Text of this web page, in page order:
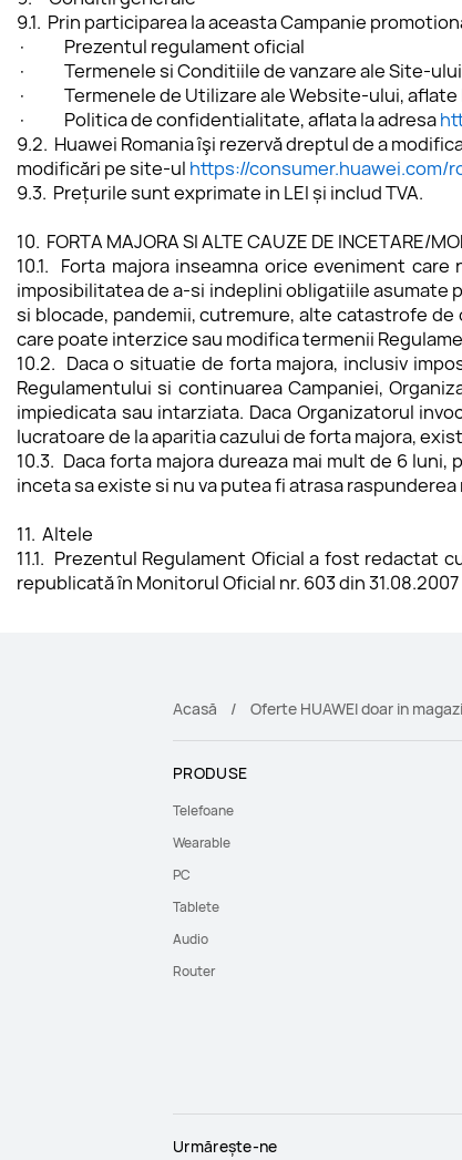
9.1.  Prin participarea la aceasta Campanie
·           Prezentul regulament oficial
·           Termenele si Conditiile de vanzare ale
·           Termenele de Utilizare ale Website-ului,
·           Politica de confidentialitate, aflata la adresa
9.2.  Huawei Romania îşi rezervă dreptul de a
modificări pe site-ul https://consumer.huawei.com/
9.3.  Prețurile sunt exprimate in LEI și includ TVA.
10.  FORTA MAJORA SI ALTE CAUZE DE INCETARE/
10.1. Forta majora inseamna orice eveniment
imposibilitatea de a-si indeplini obligatiile asumate
si blocade, pandemii, cutremure, alte catastrofe
care poate interzice sau modifica termenii
10.2. Daca o situatie de forta majora, inclusiv
Regulamentului si continuarea Campaniei,
impiedicata sau intarziata. Daca Organizatorul
lucratoare de la aparitia cazului de forta majora,
10.3. Daca forta majora dureaza mai mult de 6
inceta sa existe si nu va putea fi atrasa
11.  Altele
11.1. Prezentul Regulament Oficial a fost redactat
republicată în Monitorul Oficial nr. 603 din 31.08.2007
Acasă Oferte HUAWEI doar in
PRODUSE
Telefoane
Wearable
PC
Tablete
Audio
Router
Urmărește-ne